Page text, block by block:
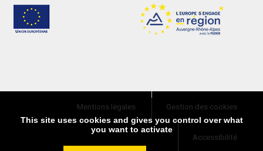
Mentions légales Gestion des cookies
Accessibilité
This site uses cookies and gives you control over what
you want to activate